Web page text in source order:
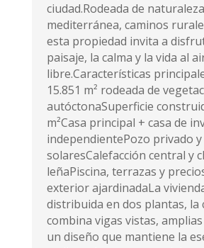
ciudad.Rodeada de naturaleza
mediterránea, caminos
esta propiedad invita a
paisaje, la calma y la vida al
libre.Características
15.851 m² rodeada de
autóctonaSuperficie
m²Casa principal + casa de
independientePozo privado y
solaresCalefacción central y
leñaPiscina, terrazas y
exterior ajardinadaLa
distribuida en dos plantas, la
combina vigas vistas,
un diseño que mantiene la